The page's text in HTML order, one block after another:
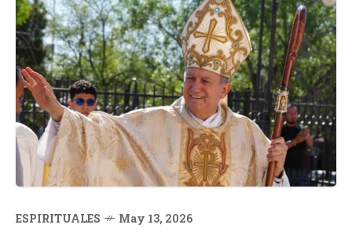
ESPIRITUALES May 13, 2026